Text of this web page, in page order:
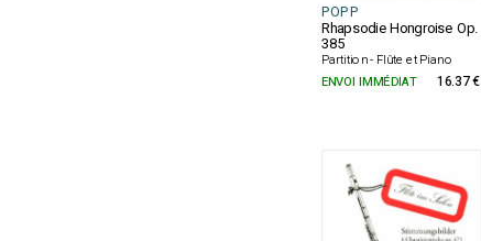
POPP
Rhapsodie Hongroise Op.
385
Partition - Flûte et Piano
ENVOI IMMÉDIAT 16.37 €